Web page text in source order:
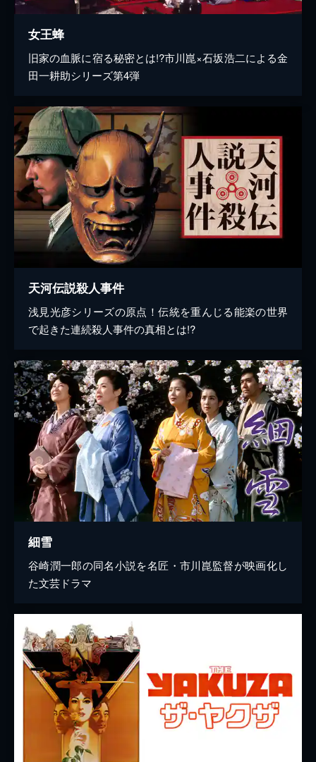
女王蜂
旧家の血脈に宿る秘密とは!?市川崑×石坂浩二による金
田一耕助シリーズ第4弾
天河伝説殺人事件
浅見光彦シリーズの原点！伝統を重んじる能楽の世界
で起きた連続殺人事件の真相とは!?
細雪
谷崎潤一郎の同名小説を名匠・市川崑監督が映画化し
た文芸ドラマ